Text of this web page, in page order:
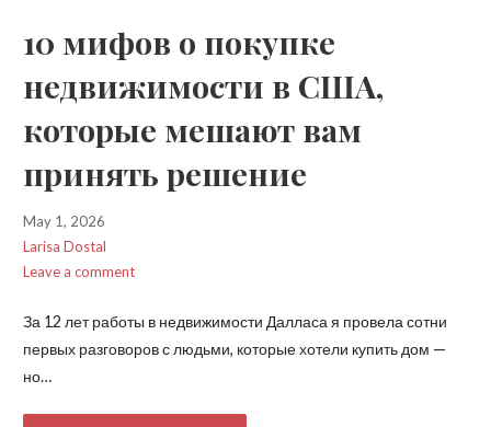
10 мифов о покупке
недвижимости в США,
которые мешают вам
принять решение
May 1, 2026
Larisa Dostal
Leave a comment
За 12 лет работы в недвижимости Далласа я провела сотни
первых разговоров с людьми, которые хотели купить дом —
но…